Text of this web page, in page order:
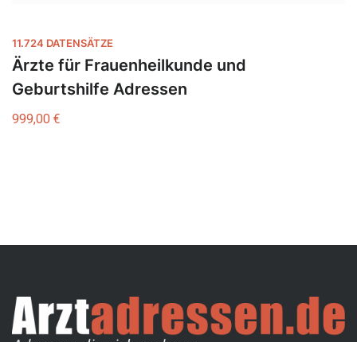
11.724 DATENSÄTZE
Ärzte für Frauenheilkunde und
Geburtshilfe Adressen
999,00€